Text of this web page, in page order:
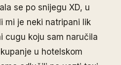
se po snijegu XD, u
mi je neki natripani lik
cugu koju sam naručila
u hotelskom